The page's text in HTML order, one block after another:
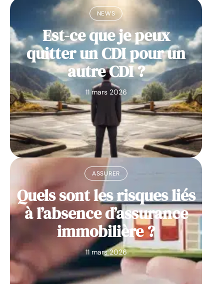
NEWS
Est-ce que je peux
quitter un CDI pour un
autre CDI ?
11 mars 2026
ASSURER
Quels sont les risques liés
à l’absence d’assurance
immobilière ?
11 mars 2026